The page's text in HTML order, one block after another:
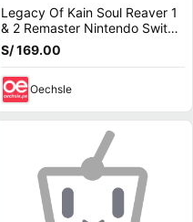
Legacy Of Kain Soul Reaver 1
& 2 Remaster Nintendo Switch
Latam
S/ 169.00
Oechsle